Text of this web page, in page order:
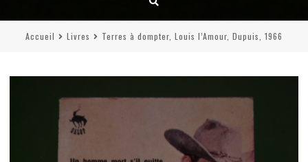
Accueil Livres Terres à dompter, Louis l’Amour, Dupuis, 1966